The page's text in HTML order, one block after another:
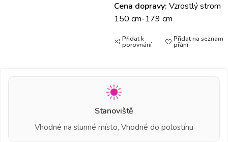
Cena dopravy: Vzrostlý strom
150 cm-179 cm
Přidat k
porovnání
Přidat na seznam
přání
Stanoviště
Vhodné na slunné místo, Vhodné do polostínu